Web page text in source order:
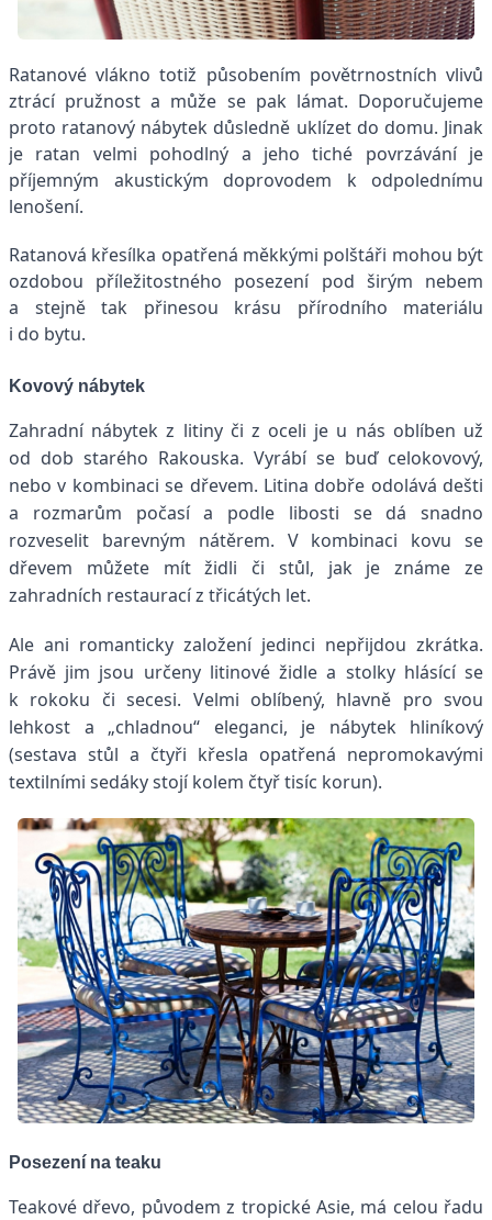
Ratanové vlákno totiž působením povětrnostních vlivů
ztrácí pružnost a může se pak lámat. Doporučujeme
proto ratanový nábytek důsledně uklízet do domu. Jinak
je ratan velmi pohodlný a jeho tiché povrzávání je
příjemným akustickým doprovodem k odpolednímu
lenošení.
Ratanová křesílka opatřená měkkými polštáři mohou být
ozdobou příležitostného posezení pod širým nebem
a stejně tak přinesou krásu přírodního materiálu
i do bytu.
Kovový nábytek
Zahradní nábytek z litiny či z oceli je u nás oblíben už
od dob starého Rakouska. Vyrábí se buď celokovový,
nebo v kombinaci se dřevem. Litina dobře odolává dešti
a rozmarům počasí a podle libosti se dá snadno
rozveselit barevným nátěrem. V kombinaci kovu se
dřevem můžete mít židli či stůl, jak je známe ze
zahradních restaurací z třicátých let.
Ale ani romanticky založení jedinci nepřijdou zkrátka.
Právě jim jsou určeny litinové židle a stolky hlásící se
k rokoku či secesi. Velmi oblíbený, hlavně pro svou
lehkost a „chladnou“ eleganci, je nábytek hliníkový
(sestava stůl a čtyři křesla opatřená nepromokavými
textilními sedáky stojí kolem čtyř tisíc korun).
Posezení na teaku
Teakové dřevo, původem z tropické Asie, má celou řadu